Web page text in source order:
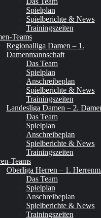
Spielplan
Spielberichte & News
Trainingszeiten
Teams
Regionalliga Damen – 1.
Damenmannschaft
Das Team
Spielplan
Anschreibeplan
Spielberichte & News
Trainingszeiten
Landesliga Damen – 2.
Das Team
Spielplan
Anschreibeplan
Spielberichte & News
Trainingszeiten
Teams
Oberliga Herren – 1.
Das Team
Spielplan
Anschreibeplan
Spielberichte & News
Trainingszeiten